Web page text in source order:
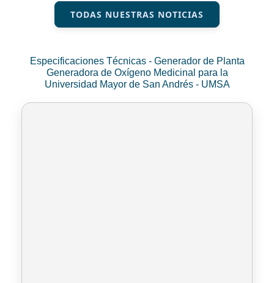
TODAS NUESTRAS NOTICIAS
Especificaciones Técnicas - Generador de Planta
Generadora de Oxígeno Medicinal para la
Universidad Mayor de San Andrés - UMSA